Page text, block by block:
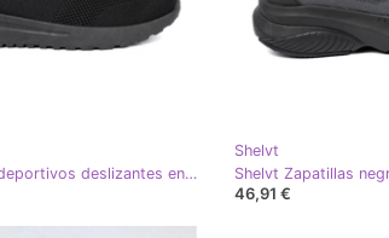
Shelvt Zapatos deportivos deslizantes en negro
Shelvt
46,91 €